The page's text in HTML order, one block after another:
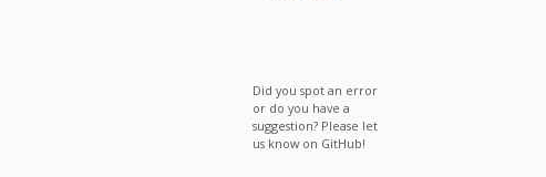
Did you spot an error
or do you have a
suggestion? Please let
us know on GitHub!